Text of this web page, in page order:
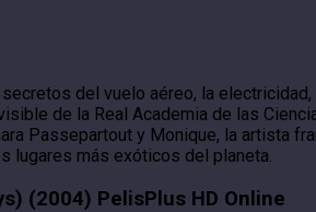
del vuelo aéreo, la
de la Real Academia de las
Passepartout y Monique, la artista
lugares más exóticos del planeta.
(2004) PelisPlus HD Online